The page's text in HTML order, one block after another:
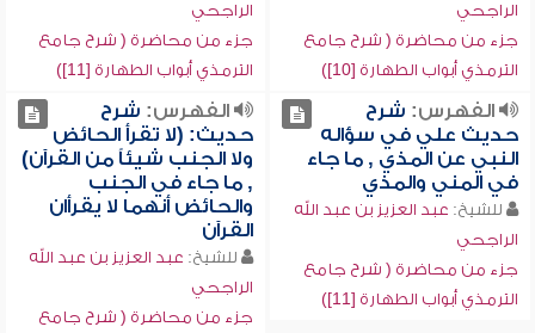
الراجحي
جزء من محاضرة ( شرح جامع
الترمذي أبواب الطهارة [10])
الراجحي
جزء من محاضرة ( شرح جامع
الترمذي أبواب الطهارة [11])
الفهرس: شرح
حديث علي في سؤاله
النبي عن المذي , ما جاء
في المني والمذي
للشيخ: عبد العزيز بن عبد الله
الراجحي
جزء من محاضرة ( شرح جامع
الترمذي أبواب الطهارة [11])
الفهرس: شرح
حديث: (لا تقرأ الحائض
ولا الجنب شيئاً من القرآن)
, ما جاء في الجنب
والحائض أنهما لا يقرأان
القرآن
للشيخ: عبد العزيز بن عبد الله
الراجحي
جزء من محاضرة ( شرح جامع